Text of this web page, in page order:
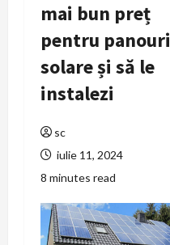
mai bun preț
pentru panouri
solare și să le
instalezi
sc
iulie 11, 2024
8 minutes read